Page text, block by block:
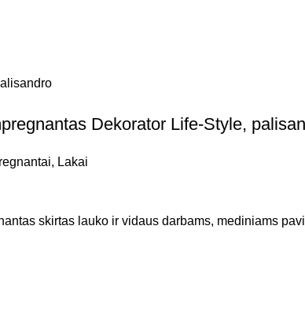
Dekorator Life-Style,
, Lakai
skirtas lauko ir vidaus darbams, mediniams